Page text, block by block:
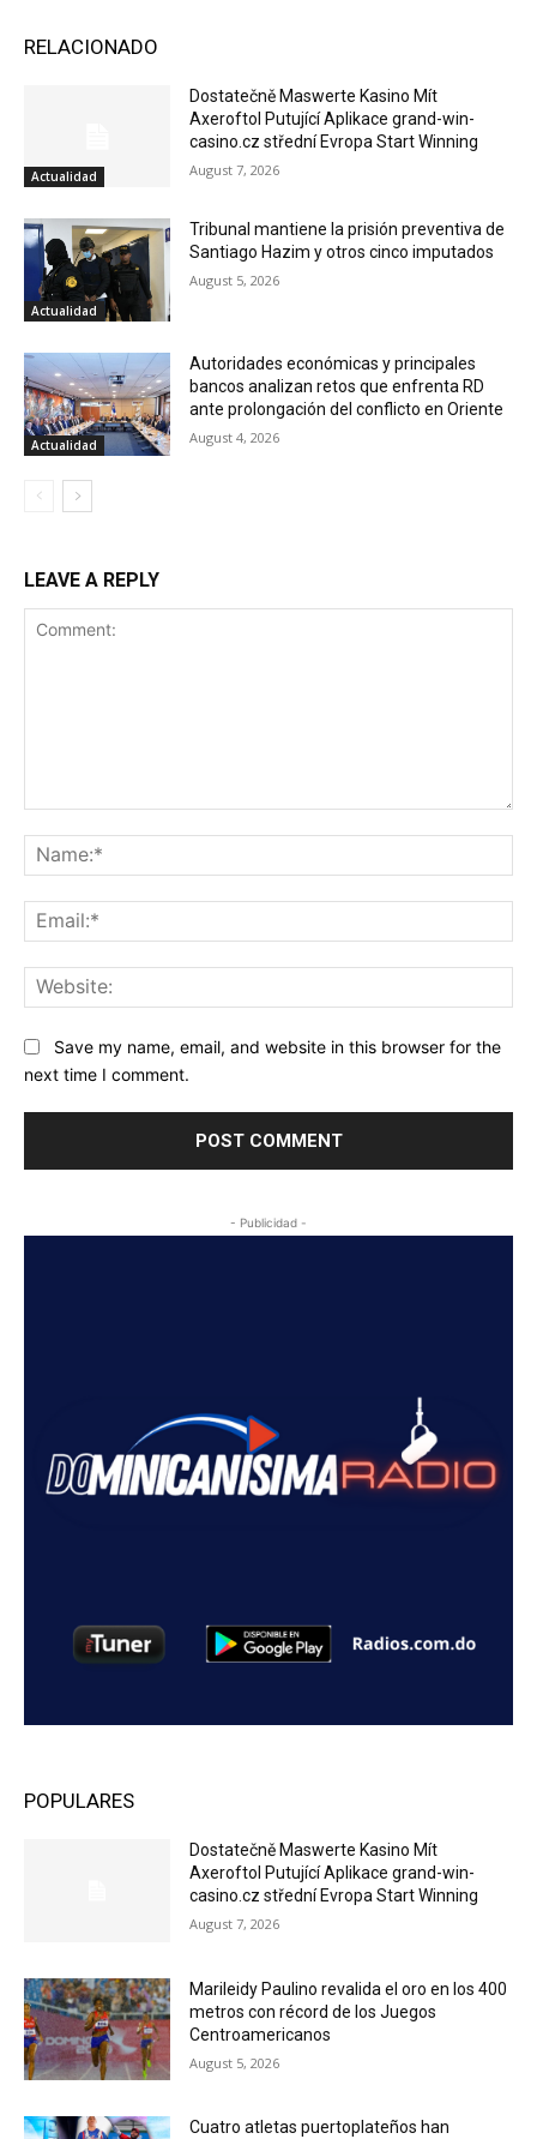
RELACIONADO
Actualidad
Dostatečně Maswerte Kasino Mít
Axeroftol Putující Aplikace grand-win-
casino.cz střední Evropa Start Winning
August 7, 2026
Actualidad
Tribunal mantiene la prisión preventiva de
Santiago Hazim y otros cinco imputados
August 5, 2026
Actualidad
Autoridades económicas y principales
bancos analizan retos que enfrenta RD
ante prolongación del conflicto en Oriente
August 4, 2026
LEAVE A REPLY
Save my name, email, and website in this browser for the
next time I comment.
- Publicidad -
POPULARES
Dostatečně Maswerte Kasino Mít
Axeroftol Putující Aplikace grand-win-
casino.cz střední Evropa Start Winning
August 7, 2026
Marileidy Paulino revalida el oro en los 400
metros con récord de los Juegos
Centroamericanos
August 5, 2026
Cuatro atletas puertoplateños han